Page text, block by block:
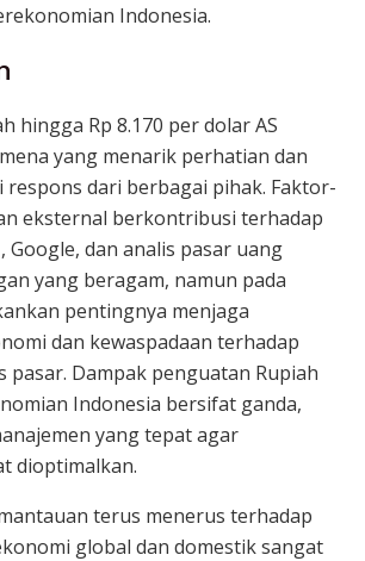
Indonesia.
hingga Rp 8.170 per dolar AS
yang menarik perhatian dan
respons dari berbagai pihak. Faktor-
eksternal berkontribusi terhadap
Google, dan analis pasar uang
yang beragam, namun pada
pentingnya menjaga
dan kewaspadaan terhadap
pasar. Dampak penguatan Rupiah
Indonesia bersifat ganda,
yang tepat agar
dioptimalkan.
terus menerus terhadap
global dan domestik sangat